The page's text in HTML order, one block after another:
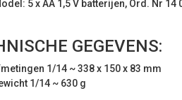
5 x AA 1,5 V batterijen, Ord. Nr 14
GEGEVENS:
1/14 ~ 338 x 150 x 83 mm
1/14 ~ 630 g